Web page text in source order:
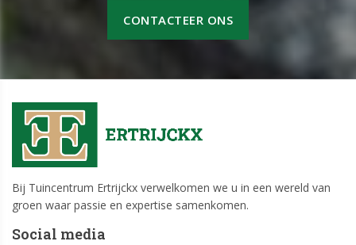
CONTACTEER ONS
Bij Tuincentrum Ertrijckx verwelkomen we u in een wereld van
groen waar passie en expertise samenkomen.
Social media